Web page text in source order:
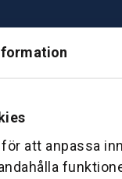
att anpassa